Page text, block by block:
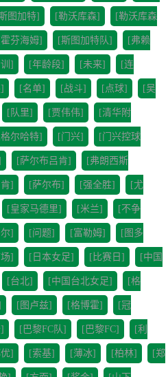
图加特] [勒沃库森] [勒沃库森
芬海姆] [斯图加特队] [弗赖
] [年龄段] [未来] [连
[名单] [战斗] [点球] [吴
[队里] [贾伟伟] [清华附
尔哈特] [门兴] [门兴控球
[萨尔布吕肯] [弗朗西斯
] [萨尔布] [强全胜] [尤
[皇家马德里] [米兰] [不争
] [问题] [富勒姆] [图多
] [日本女足] [比赛日] [中国
[台北] [中国台北女足] [格
[图卢兹] [格博霍] [冠
[巴黎FC队] [巴黎FC] [利
] [索基] [薄冰] [柏林] [郑